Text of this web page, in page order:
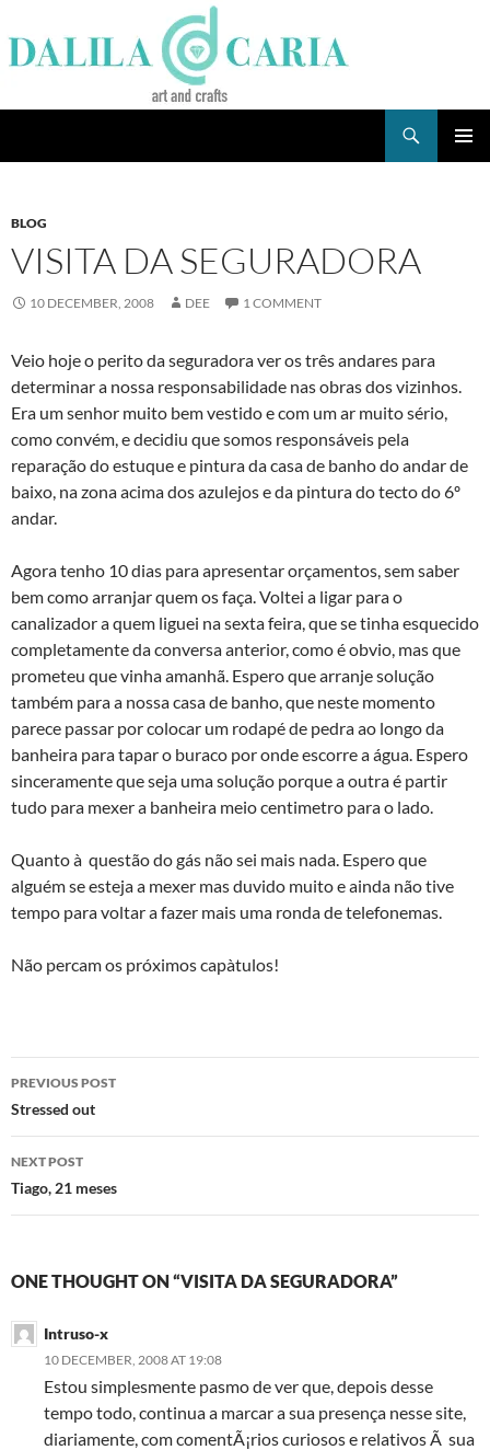
to
content
BLOG
VISITA DA SEGURADORA
10 DECEMBER, 2008 DEE 1 COMMENT
Veio hoje o perito da seguradora ver os três andares para
determinar a nossa responsabilidade nas obras dos vizinhos.
Era um senhor muito bem vestido e com um ar muito sério,
como convém, e decidiu que somos responsáveis pela
reparação do estuque e pintura da casa de banho do andar de
baixo, na zona acima dos azulejos e da pintura do tecto do 6º
andar.
Agora tenho 10 dias para apresentar orçamentos, sem saber
bem como arranjar quem os faça. Voltei a ligar para o
canalizador a quem liguei na sexta feira, que se tinha esquecido
completamente da conversa anterior, como é obvio, mas que
prometeu que vinha amanhã. Espero que arranje solução
também para a nossa casa de banho, que neste momento
parece passar por colocar um rodapé de pedra ao longo da
banheira para tapar o buraco por onde escorre a água. Espero
sinceramente que seja uma solução porque a outra é partir
tudo para mexer a banheira meio centimetro para o lado.
Quanto à questão do gás não sei mais nada. Espero que
alguém se esteja a mexer mas duvido muito e ainda não tive
tempo para voltar a fazer mais uma ronda de telefonemas.
Não percam os próximos capà­tulos!
Post
navigation
PREVIOUS POST
Stressed out
NEXT POST
Tiago, 21 meses
ONE THOUGHT ON “VISITA DA SEGURADORA”
Intruso-x
10 DECEMBER, 2008 AT 19:08
Estou simplesmente pasmo de ver que, depois desse
tempo todo, continua a marcar a sua presença nesse site,
diariamente, com comentÃ¡rios curiosos e relativos Ã sua